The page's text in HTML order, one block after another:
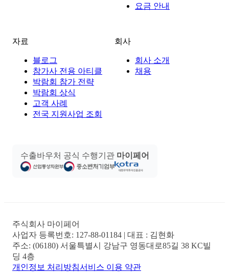
요금 안내
자료
블로그
참가사 전용 아티클
박람회 참가 전략
박람회 상식
고객 사례
전국 지원사업 조회
회사
회사 소개
채용
수출바우처 공식 수행기관 마이페어
주식회사 마이페어
사업자 등록번호: 127-88-01184 | 대표 : 김현화
주소: (06180) 서울특별시 강남구 영동대로85길 38 KC빌
딩 4층
개인정보 처리방침서비스 이용 약관